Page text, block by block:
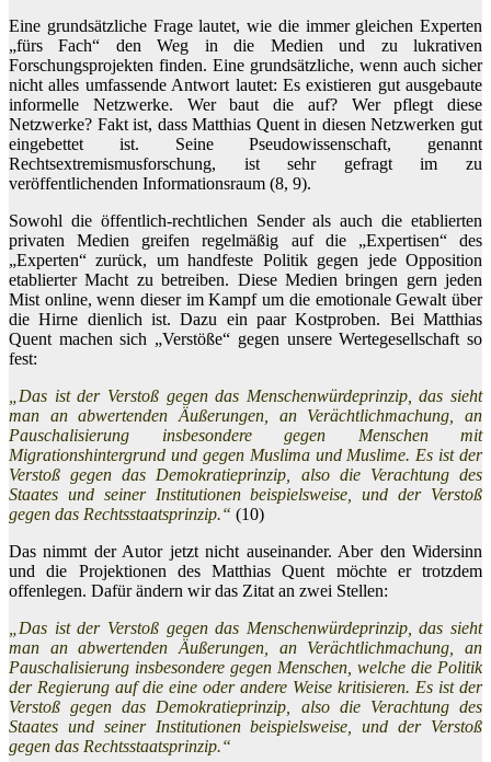
Eine grundsätzliche Frage lautet, wie die immer gleichen Experten
„fürs Fach“ den Weg in die Medien und zu lukrativen
Forschungsprojekten finden. Eine grundsätzliche, wenn auch sicher
nicht alles umfassende Antwort lautet: Es existieren gut ausgebaute
informelle Netzwerke. Wer baut die auf? Wer pflegt diese
Netzwerke? Fakt ist, dass Matthias Quent in diesen Netzwerken gut
eingebettet ist. Seine Pseudowissenschaft, genannt
Rechtsextremismusforschung, ist sehr gefragt im zu
veröffentlichenden Informationsraum (8, 9).
Sowohl die öffentlich-rechtlichen Sender als auch die etablierten
privaten Medien greifen regelmäßig auf die „Expertisen“ des
„Experten“ zurück, um handfeste Politik gegen jede Opposition
etablierter Macht zu betreiben. Diese Medien bringen gern jeden
Mist online, wenn dieser im Kampf um die emotionale Gewalt über
die Hirne dienlich ist. Dazu ein paar Kostproben. Bei Matthias
Quent machen sich „Verstöße“ gegen unsere Wertegesellschaft so
fest:
„Das ist der Verstoß gegen das Menschenwürdeprinzip, das sieht
man an abwertenden Äußerungen, an Verächtlichmachung, an
Pauschalisierung insbesondere gegen Menschen mit
Migrationshintergrund und gegen Muslima und Muslime. Es ist der
Verstoß gegen das Demokratieprinzip, also die Verachtung des
Staates und seiner Institutionen beispielsweise, und der Verstoß
gegen das Rechtsstaatsprinzip.“ (10)
Das nimmt der Autor jetzt nicht auseinander. Aber den Widersinn
und die Projektionen des Matthias Quent möchte er trotzdem
offenlegen. Dafür ändern wir das Zitat an zwei Stellen:
„Das ist der Verstoß gegen das Menschenwürdeprinzip, das sieht
man an abwertenden Äußerungen, an Verächtlichmachung, an
Pauschalisierung insbesondere gegen Menschen, welche die Politik
der Regierung auf die eine oder andere Weise kritisieren. Es ist der
Verstoß gegen das Demokratieprinzip, also die Verachtung des
Staates und seiner Institutionen beispielsweise, und der Verstoß
gegen das Rechtsstaatsprinzip.“